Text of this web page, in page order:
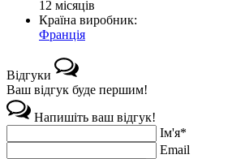
12 місяців
Країна виробник:
Франція
Відгуки
Ваш відгук буде першим!
Напишіть ваш відгук!
Ім'я*
Email